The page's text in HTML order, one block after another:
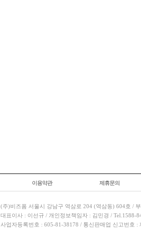
이용약관 제휴문의
(주)비즈폼 서울시 강남구 역삼로 204 (역삼동) 604호 /
대표이사 : 이선규 / 개인정보책임자 : 김민경 / Tel.1588-
사업자등록번호 : 605-81-38178 / 통신판매업 신고번호 :